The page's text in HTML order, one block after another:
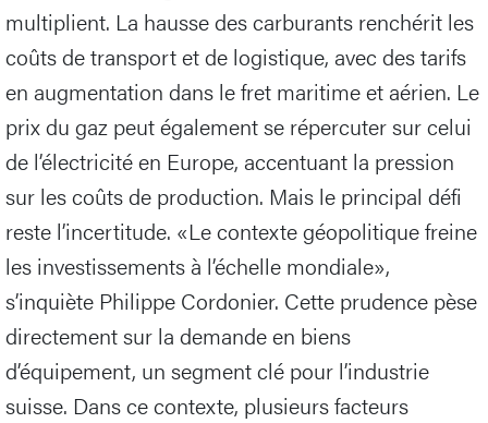
multiplient. La hausse des carburants renchérit les
coûts de transport et de logistique, avec des tarifs
en augmentation dans le fret maritime et aérien. Le
prix du gaz peut également se répercuter sur celui
de l’électricité en Europe, accentuant la pression
sur les coûts de production. Mais le principal défi
reste l’incertitude. «Le contexte géopolitique freine
les investissements à l’échelle mondiale»,
s’inquiète Philippe Cordonier. Cette prudence pèse
directement sur la demande en biens
d’équipement, un segment clé pour l’industrie
suisse. Dans ce contexte, plusieurs facteurs